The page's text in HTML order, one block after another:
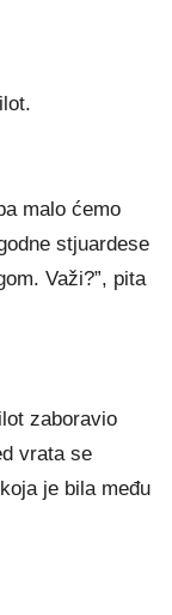
malo ćemo
stjuardese
Važi?”, pita
zaboravio
vrata se
je bila među